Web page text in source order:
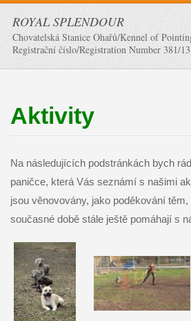
ROYAL SPLENDOUR
Chovatelská Stanice Ohařů/Kennel of
Registrační číslo/Registration Number 381/13
Aktivity
Na následujících podstránkách bych
paničce, která Vás seznámí s našimi
jsou věnovovány, jako poděkování
současné době stále ještě pomáhají s